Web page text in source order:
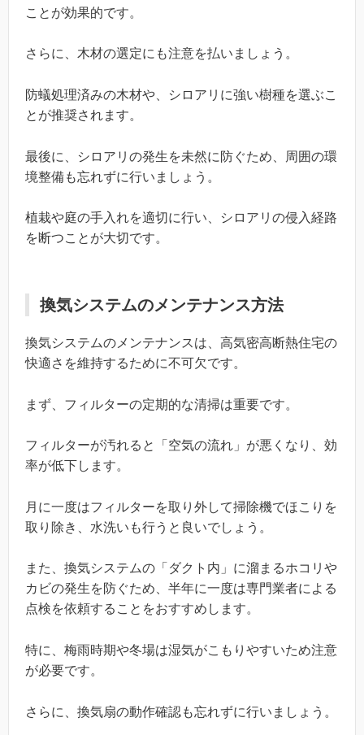
ことが効果的です。
さらに、木材の選定にも注意を払いましょう。
防蟻処理済みの木材や、シロアリに強い樹種を選ぶこ
とが推奨されます。
最後に、シロアリの発生を未然に防ぐため、周囲の環
境整備も忘れずに行いましょう。
植栽や庭の手入れを適切に行い、シロアリの侵入経路
を断つことが大切です。
換気システムのメンテナンス方法
換気システムのメンテナンスは、高気密高断熱住宅の
快適さを維持するために不可欠です。
まず、フィルターの定期的な清掃は重要です。
フィルターが汚れると「空気の流れ」が悪くなり、効
率が低下します。
月に一度はフィルターを取り外して掃除機でほこりを
取り除き、水洗いも行うと良いでしょう。
また、換気システムの「ダクト内」に溜まるホコリや
カビの発生を防ぐため、半年に一度は専門業者による
点検を依頼することをおすすめします。
特に、梅雨時期や冬場は湿気がこもりやすいため注意
が必要です。
さらに、換気扇の動作確認も忘れずに行いましょう。